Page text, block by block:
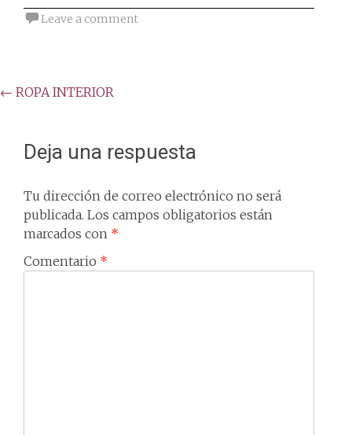
Leave a comment
Post
← ROPA INTERIOR
Deja una respuesta
Tu dirección de correo electrónico no será
publicada. Los campos obligatorios están
marcados con *
Comentario *